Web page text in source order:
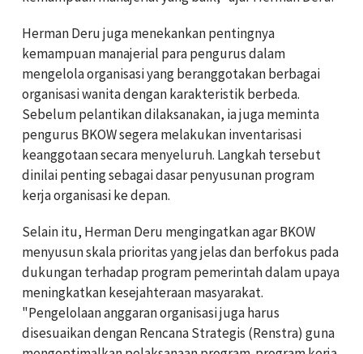
Herman Deru juga menekankan pentingnya
kemampuan manajerial para pengurus dalam
mengelola organisasi yang beranggotakan berbagai
organisasi wanita dengan karakteristik berbeda.
Sebelum pelantikan dilaksanakan, ia juga meminta
pengurus BKOW segera melakukan inventarisasi
keanggotaan secara menyeluruh. Langkah tersebut
dinilai penting sebagai dasar penyusunan program
kerja organisasi ke depan.
Selain itu, Herman Deru mengingatkan agar BKOW
menyusun skala prioritas yang jelas dan berfokus pada
dukungan terhadap program pemerintah dalam upaya
meningkatkan kesejahteraan masyarakat.
"Pengelolaan anggaran organisasi juga harus
disesuaikan dengan Rencana Strategis (Renstra) guna